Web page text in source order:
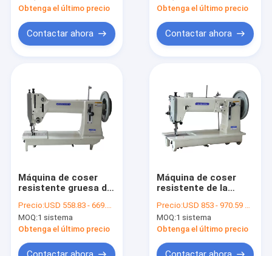
Obtenga el último precio
Contactar ahora
Obtenga el último precio
Contactar ahora
Máquina de coser
resistente gruesa del
420*200m m del hilo
de la tienda
Precio:USD 558.83 - 669.12 per set
MOQ:1 sistema
Obtenga el último precio
Máquina de coser
resistente de la
compuesta de la
puntada de 55KG
11m m
Precio:USD 853 - 970.59 per set
MOQ:1 sistema
Obtenga el último precio